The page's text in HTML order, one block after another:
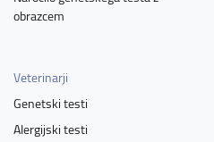
obrazcem
Veterinarji
Genetski testi
Alergijski testi